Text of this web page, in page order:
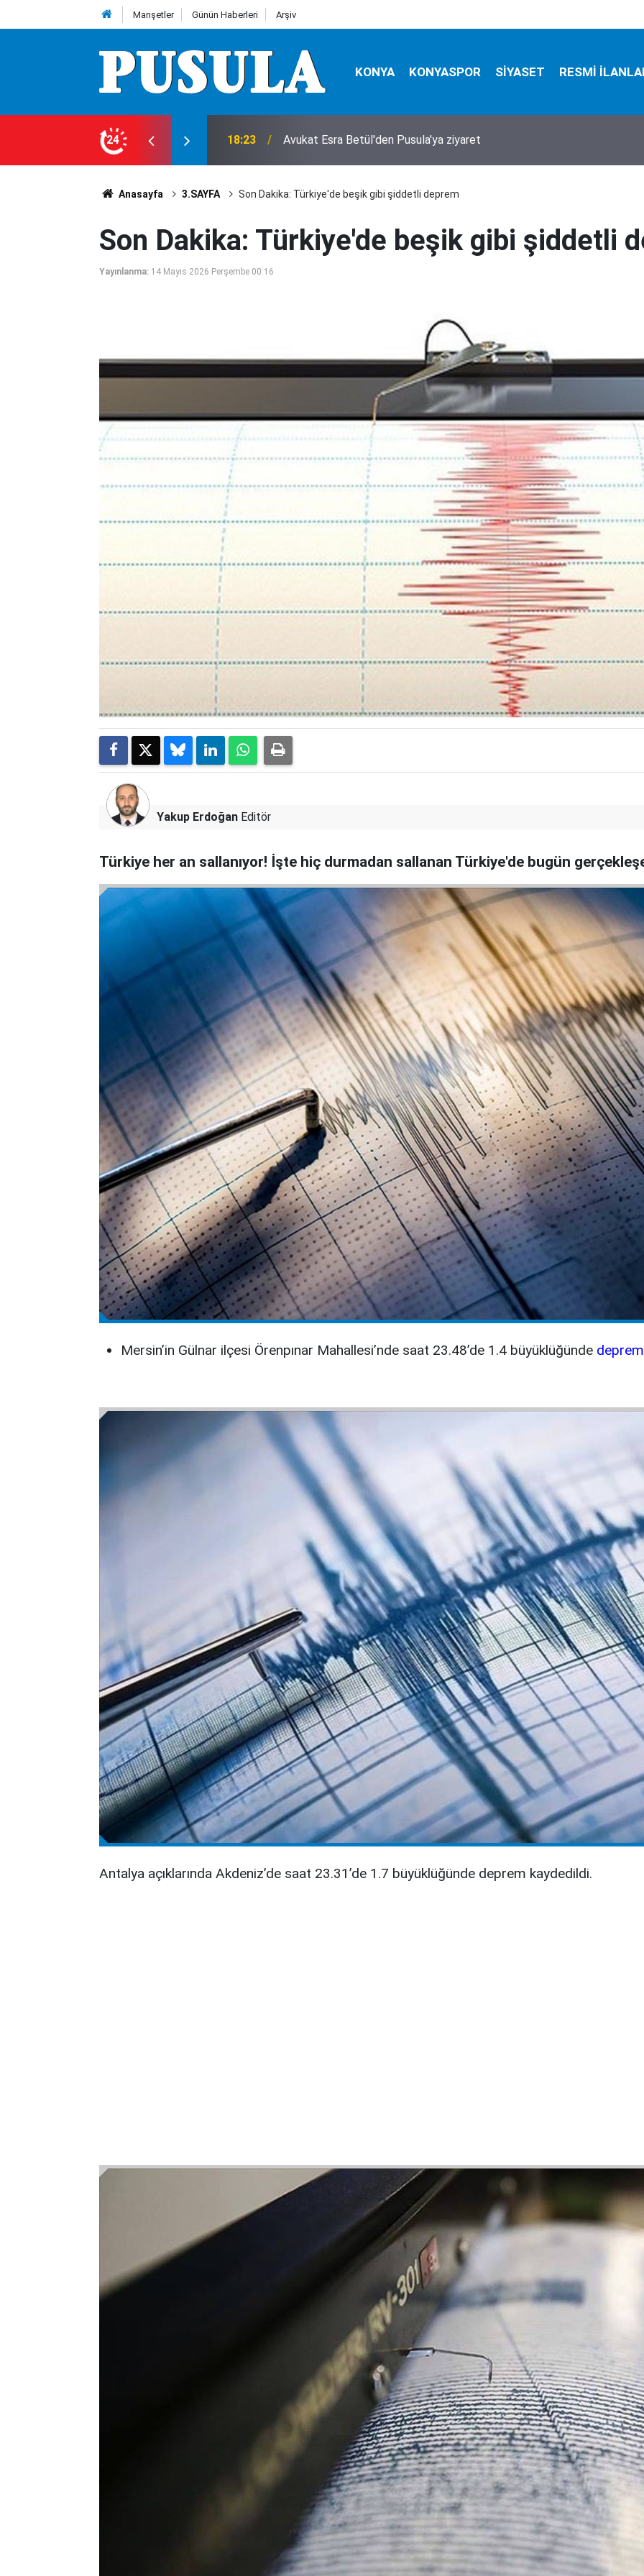
Manşetler Günün Haberleri Arşiv
KONYA KONYASPOR SİYASET RESMİ
24 17:52 Feci kazada mucize kurtuluş! 150 metrelik uçurumdan sağ çıkarıldı
Anasayfa 3.SAYFA Son Dakika: Türkiye'de beşik gibi şiddetli deprem
Son Dakika: Türkiye'de beşik gibi şiddetli
Yayınlanma: 14 Mayıs 2026 Perşembe 00:16
Yakup Erdoğan Editör
Türkiye her an sallanıyor! İşte hiç durmadan sallanan Türkiye'de bugün
Mersin’in Gülnar ilçesi Örenpınar Mahallesi’nde saat 23.48’de 1.4 büyüklüğünde deprem
Antalya açıklarında Akdeniz’de saat 23.31’de 1.7 büyüklüğünde deprem kaydedildi.